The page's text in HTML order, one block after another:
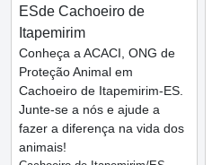
ESde Cachoeiro de
Itapemirim
Conheça a ACACI, ONG de
Proteção Animal em
Cachoeiro de Itapemirim-ES.
Junte-se a nós e ajude a
fazer a diferença na vida dos
animais!